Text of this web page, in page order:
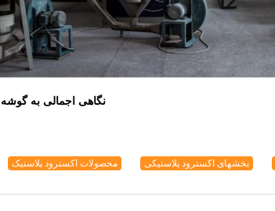
نگاهی اجمالی به گوشه Tongxiang Hengchao
بخشهای اکسترود پلاستیکی محصولات اکسترود پلاستیک